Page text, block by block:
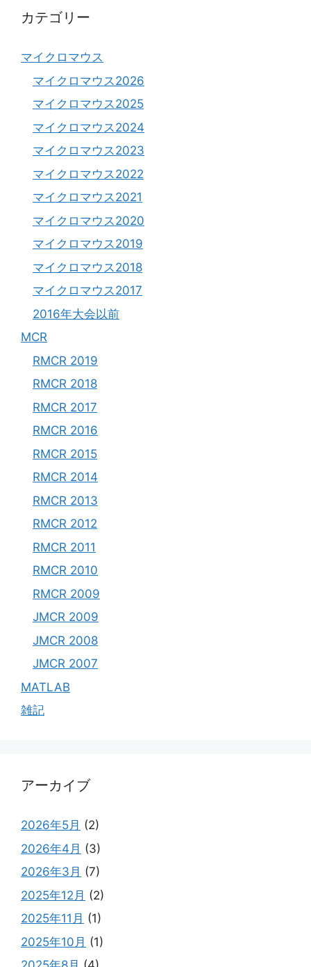
カテゴリー
マイクロマウス
マイクロマウス2026
マイクロマウス2025
マイクロマウス2024
マイクロマウス2023
マイクロマウス2022
マイクロマウス2021
マイクロマウス2020
マイクロマウス2019
マイクロマウス2018
マイクロマウス2017
2016年大会以前
MCR
RMCR 2019
RMCR 2018
RMCR 2017
RMCR 2016
RMCR 2015
RMCR 2014
RMCR 2013
RMCR 2012
RMCR 2011
RMCR 2010
RMCR 2009
JMCR 2009
JMCR 2008
JMCR 2007
MATLAB
雑記
アーカイブ
2026年5月 (2)
2026年4月 (3)
2026年3月 (7)
2025年12月 (2)
2025年11月 (1)
2025年10月 (1)